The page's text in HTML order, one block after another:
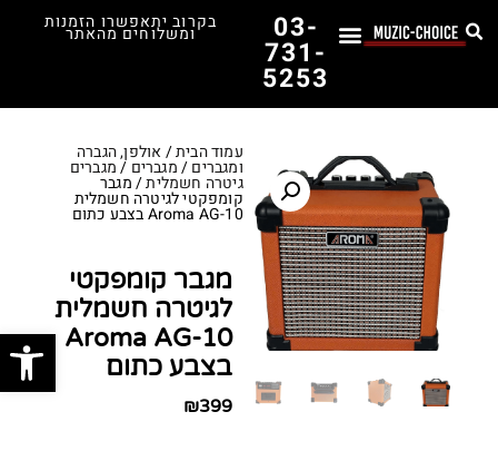
03-
731-
5253
בקרוב יתאפשרו הזמנות
ומשלוחים מהאתר
עמוד הבית/ אולפן, הגברה
ומגברים/מגברים /מגברים
גיטרה חשמלית/ מגבר
קומפקטי לגיטרה חשמלית
Aroma AG-10 בצבע כתום
מגבר קומפקטי
לגיטרה חשמלית
Aroma AG-10
בצבע כתום
₪399
פתח